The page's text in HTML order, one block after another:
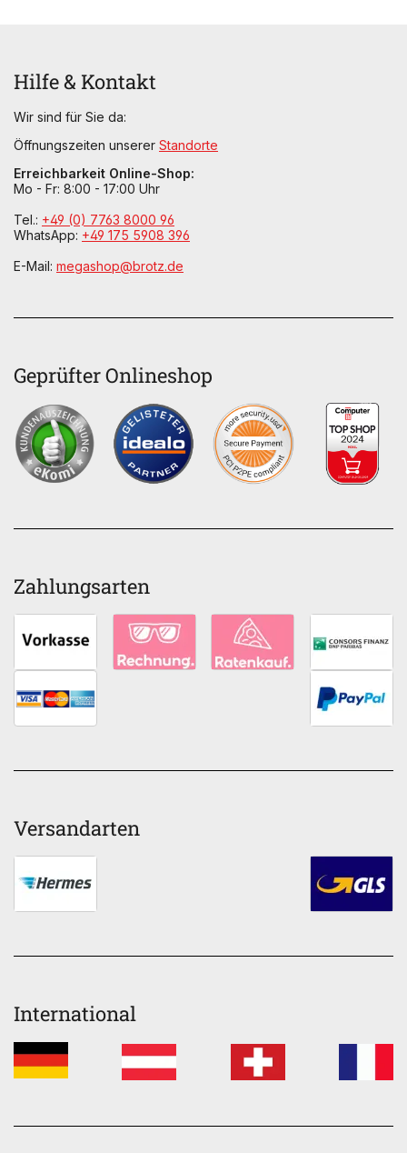
Hilfe & Kontakt
Wir sind für Sie da:
Öffnungszeiten unserer Standorte
Erreichbarkeit Online-Shop:
Mo - Fr: 8:00 - 17:00 Uhr
Tel.: +49 (0) 7763 8000 96
WhatsApp: +49 175 5908 396
E-Mail: megashop@brotz.de
Geprüfter Onlineshop
Zahlungsarten
Versandarten
International